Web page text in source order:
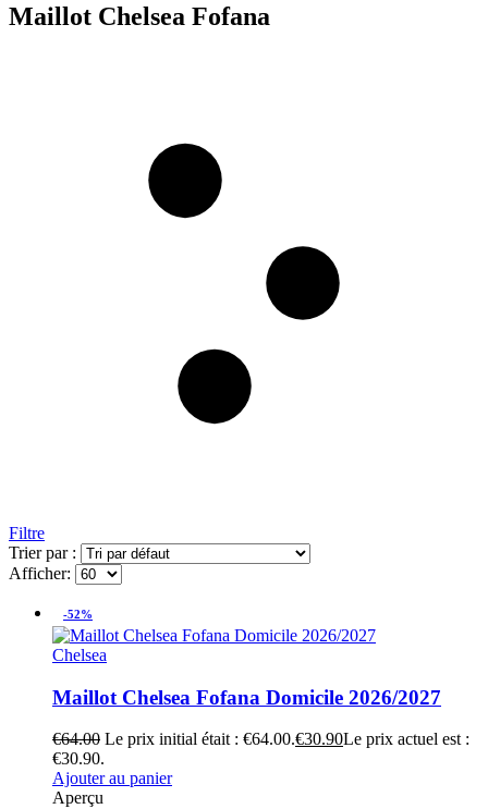
Maillot Chelsea Fofana
Filtre
Trier par :
Afficher:
-52%
Chelsea
Maillot Chelsea Fofana Domicile 2026/2027
€64.00 Le prix initial était : €64.00.€30.90Le prix actuel est :
€30.90.
Ajouter au panier
Aperçu